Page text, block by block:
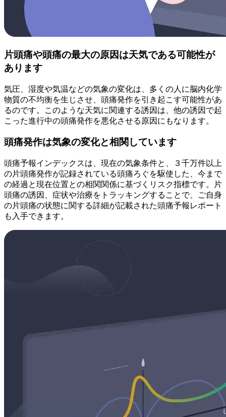
片頭痛や頭痛の最大の原因は天気である可能性が
あります
気圧、湿度や気温などの気象の変化は、多くの人に脳内化学
物質の不均衡を生じさせ、頭痛発作を引き起こす可能性があ
るのです。このような天気に関連する誘因は、他の誘因で起
こった進行中の頭痛発作を悪化させる原因にもなります。
頭痛発作は気象の変化と相関しています
頭痛予報インデックスは、現在の気象条件と、３千万件以上
の片頭痛発作が記録されている頭痛ろぐを駆使した、今まで
の経過と現在位置との相関関係に基づくリスク指標です。片
頭痛の誘因、症状や治療をトラッキングすることで、ご自身
の片頭痛の状態に関する詳細が記載された頭痛予報レポート
も入手できます。